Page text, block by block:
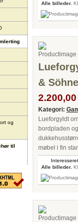
og
til
Alle billeder.
&
Kategori:
Lueforgyldt
bordpladen
møbel i fin
Alle billeder.